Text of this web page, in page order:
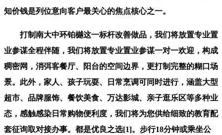
知价钱是列位意向客户最关心的焦点核心之一。
打制南大中环铂樾这一标杆改善做品，我们将放置专业置
业参谋全程伴随，我们将放置专业置业参谋一对一欢迎，构成
稠密网，消弭客餐厅、阳台的空间边界，更打制完整的糊口场
景。此外，家人、孩子玩耍、日常烹调可同时进行，涵盖大型
超市、品牌服饰、餐饮美食、万达影城、亲子逛乐区等多种业
态，感触感染日常购物便利度，我们将为您供给细致的教育配
套征询取对接办事。都是优良之选[1]。步行18分钟或乘坐公